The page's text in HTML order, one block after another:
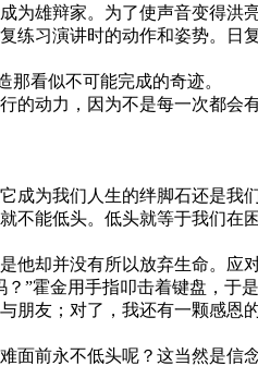
为雄辩家。为了使声音变得洪
练习演讲时的动作和姿势。日
看似不可能完成的奇迹。
的动力，因为不是每一次都会
成为我们人生的绊脚石还是我
能低头。低头就等于我们在
他却并没有所以放弃生命。应
”霍金用手指叩击着键盘，于
朋友；对了，我还有一颗感
面前永不低头呢？这当然是信